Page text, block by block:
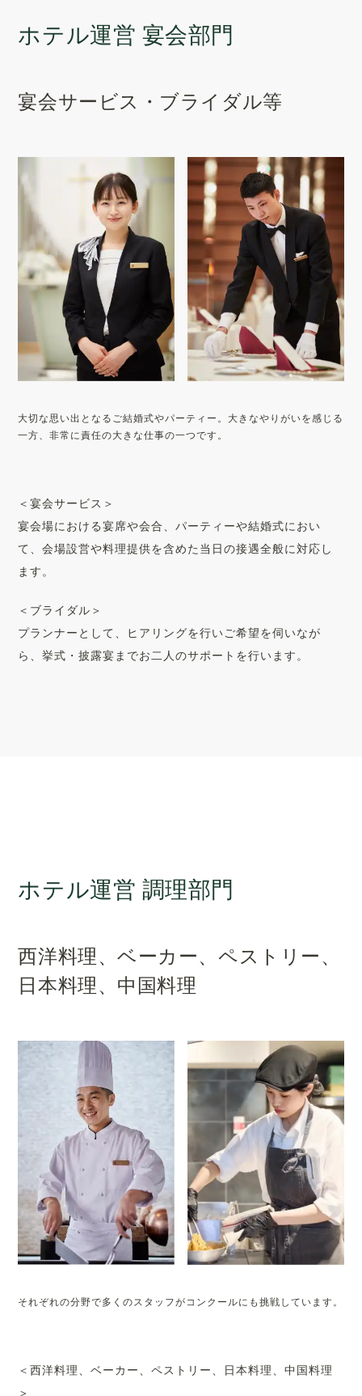
ホテル運営 宴会部門
宴会サービス・ブライダル等
＜宴会サービス＞
宴会場における宴席や会合、パーティーや結婚式におい
て、会場設営や料理提供を含めた当日の接遇全般に対応し
ます。
＜ブライダル＞
プランナーとして、ヒアリングを行いご希望を伺いなが
ら、挙式・披露宴までお二人のサポートを行います。
大切な思い出となるご結婚式やパーティー。大きなやりがいを感じる
一方、非常に責任の大きな仕事の一つです。
ホテル運営 調理部門
西洋料理、ベーカー、ペストリー、
日本料理、中国料理
＜西洋料理、ベーカー、ペストリー、日本料理、中国料理
＞
それぞれの分野で多くのスタッフがコンクールにも挑戦しています。